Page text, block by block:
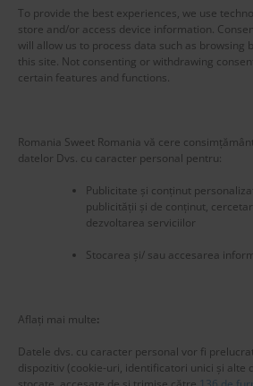
To provide the best experiences, we use
store and/or access device information.
will allow us to process data such as browsing
this site. Not consenting or withdrawing
certain features and functions.
Romania Sweet Romania vă cere
datelor Dvs. cu caracter personal pentru:
Publicitate și conținut
publicității și de conținut,
dezvoltarea serviciilor
Stocarea și/ sau accesarea
Aflați mai multe:
Datele dvs. cu caracter personal vor fi
dispozitiv (cookie-uri, identificatori unici și alte
March 2020
Blog Stats
53,177 hits